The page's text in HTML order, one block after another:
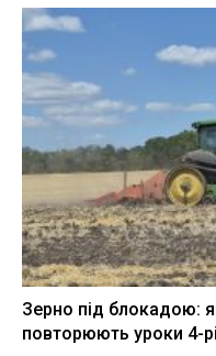
Зерно під блокадою:
повторюють уроки 4-